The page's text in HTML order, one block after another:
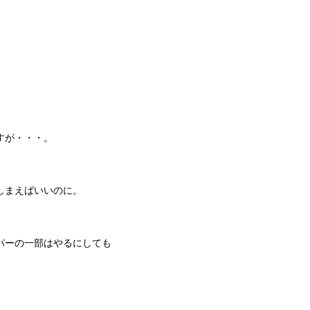
・・・。
えばいいのに。
の一部はやるにしても